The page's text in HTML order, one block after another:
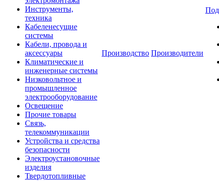
Инструменты,
техника
Кабеленесущие
системы
Кабели, провода и
аксессуары
Климатические и
инженерные системы
Низковольтное и
промышленное
электрооборудование
Освещение
Прочие товары
Связь,
телекоммуникации
Устройства и средства
безопасности
Электроустановочные
изделия
Твердотопливные
Производство Производители